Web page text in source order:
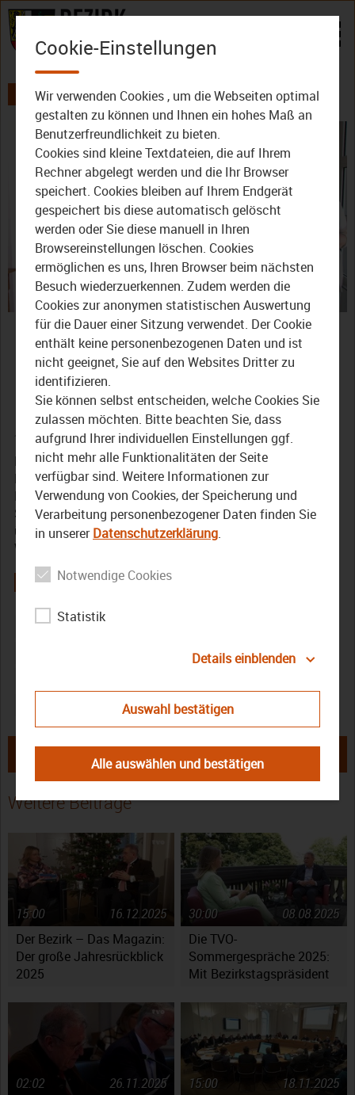
Zum Inhalt
AKTUELLES ALLE VIDEOS
Video
Burgkunstadt:
Bezirkstagspräsident zu
Besuch bei Regens Wagner
27. Juni 2019
Bezirkstagspräsident Henry Schramm besucht die
Einrichtung Regens Wagner Burgkunstadt im Landkreis
Lichtenfels. Im Rahmen seines Besuchs konnte Henry
Schramm mit den Verantwortlichen von Regens Wagner
über die Zusammenarbeit sprechen und einen Blick in die
Wohngruppen und in die Förderstätte werfen.
Behinderung
Oberfranken Pflege
TVO
← Neustadt bei Coburg: Es lebe der
Der Bezirk – Das Magazin:
Ausgabe Juli 2019 →
Weitere Beiträge
Der Bezirk – Das Magazin:
Der große Jahresrückblick
2025
16.12.2025
15:00
Die TVO-
Sommergespräche 2025:
Mit Bezirkstagspräsident
08.08.2025
30:00
26.11.2025
02:02
18.11.2025
15:00
Cookie-Einstellungen
Wir verwenden Cookies , um die Webseiten optimal
gestalten zu können und Ihnen ein hohes Maß an
Benutzerfreundlichkeit zu bieten.
Cookies sind kleine Textdateien, die auf Ihrem
Rechner abgelegt werden und die Ihr Browser
speichert. Cookies bleiben auf Ihrem Endgerät
gespeichert bis diese automatisch gelöscht
werden oder Sie diese manuell in Ihren
Browsereinstellungen löschen. Cookies
ermöglichen es uns, Ihren Browser beim nächsten
Besuch wiederzuerkennen. Zudem werden die
Cookies zur anonymen statistischen Auswertung
für die Dauer einer Sitzung verwendet. Der Cookie
enthält keine personenbezogenen Daten und ist
nicht geeignet, Sie auf den Websites Dritter zu
identifizieren.
Sie können selbst entscheiden, welche Cookies Sie
zulassen möchten. Bitte beachten Sie, dass
aufgrund Ihrer individuellen Einstellungen ggf.
nicht mehr alle Funktionalitäten der Seite
verfügbar sind. Weitere Informationen zur
Verwendung von Cookies, der Speicherung und
Verarbeitung personenbezogener Daten finden Sie
in unsererDatenschutzerklärung.
Notwendige Cookies
Statistik
Details einblenden
Auswahl bestätigen
Alle auswählen und bestätigen